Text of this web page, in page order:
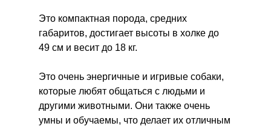
Это компактная порода, средних
габаритов, достигает высоты в холке до
49 см и весит до 18 кг.
Это очень энергичные и игривые собаки,
которые любят общаться с людьми и
другими животными. Они также очень
умны и обучаемы, что делает их отличным